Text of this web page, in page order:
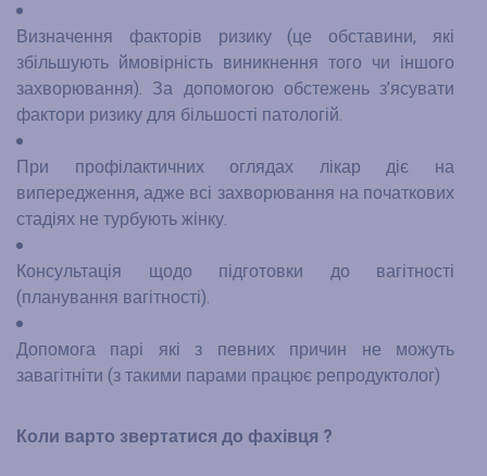
Визначення факторів ризику (це обставини, які
збільшують ймовірність виникнення того чи іншого
захворювання). За допомогою обстежень з’ясувати
фактори ризику для більшості патологій.
При профілактичних оглядах лікар діє на
випередження, адже всі захворювання на початкових
стадіях не турбують жінку.
Консультація щодо підготовки до вагітності
(планування вагітності).
Допомога парі які з певних причин не можуть
завагітніти (з такими парами працює репродуктолог)
Коли варто звертатися до фахівця ?